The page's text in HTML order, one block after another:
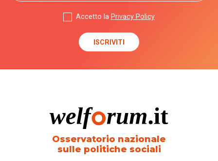
Accetto la Privacy Policy
Osservatorio nazionale
sulle politiche sociali